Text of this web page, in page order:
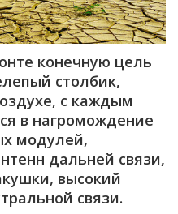
конечную цель
столбик,
с каждым
в нагромождение
модулей,
дальней связи,
высокий
связи.